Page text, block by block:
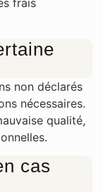
frais
non déclarés
nécessaires.
qualité,
cas